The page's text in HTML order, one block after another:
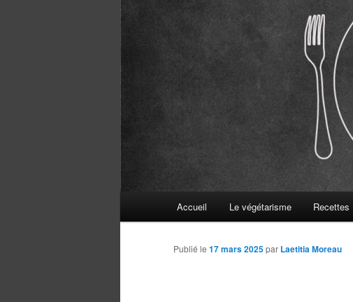
Accueil Le végétarisme Recettes
Publié le 17 mars 2025par Laetitia Moreau